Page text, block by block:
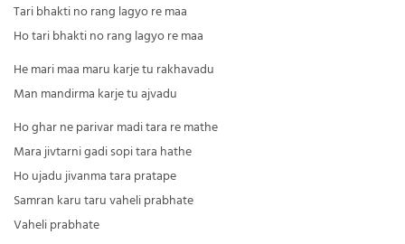
Tari bhakti no rang lagyo re maa
Ho tari bhakti no rang lagyo re maa
He mari maa maru karje tu rakhavadu
Man mandirma karje tu ajvadu
Ho ghar ne parivar madi tara re mathe
Mara jivtarni gadi sopi tara hathe
Ho ujadu jivanma tara pratape
Samran karu taru vaheli prabhate
Vaheli prabhate